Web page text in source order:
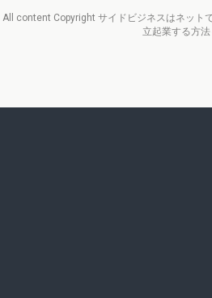
All content Copyright サイドビジネスはネット
立起業する方法